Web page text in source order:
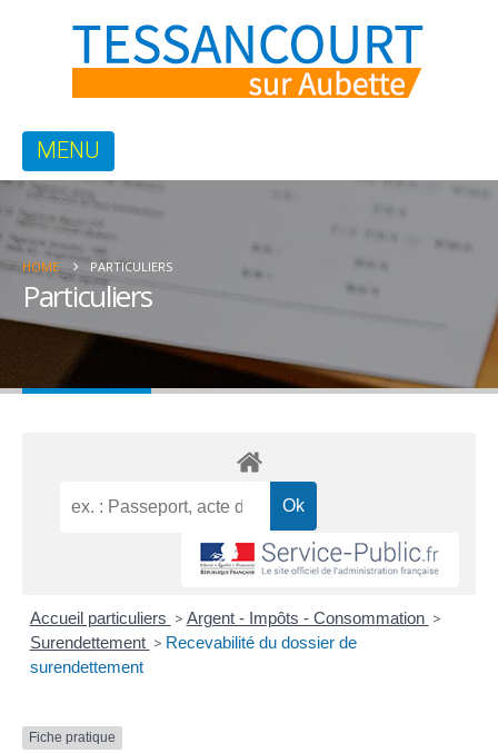
HOME PARTICULIERS
Particuliers
Accueil particuliers > Argent - Impôts - Consommation >
Surendettement > Recevabilité du dossier de
surendettement
Fiche pratique